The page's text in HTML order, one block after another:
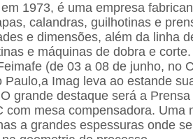
1973, é uma empresa
calandras, guilhotinas e
e dimensões, além da linha
e máquinas de dobra e corte.
(de 03 a 08 de junho, no
Paulo,a Imag leva ao estande
grande destaque será a
com mesa compensadora. Uma
a grandes espessuras onde